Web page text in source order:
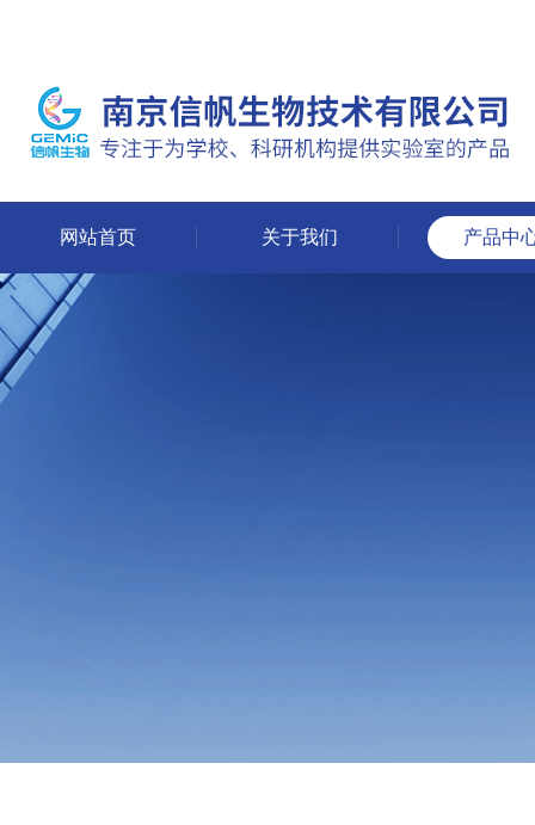
网站首页 关于我们 产品中